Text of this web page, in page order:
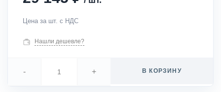
Цена за шт. с НДС
Нашли дешевле?
- + В КОРЗИНУ